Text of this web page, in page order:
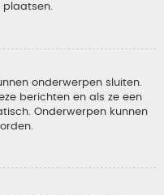
plaatsen.
onderwerpen sluiten.
berichten en als ze een
Onderwerpen kunnen